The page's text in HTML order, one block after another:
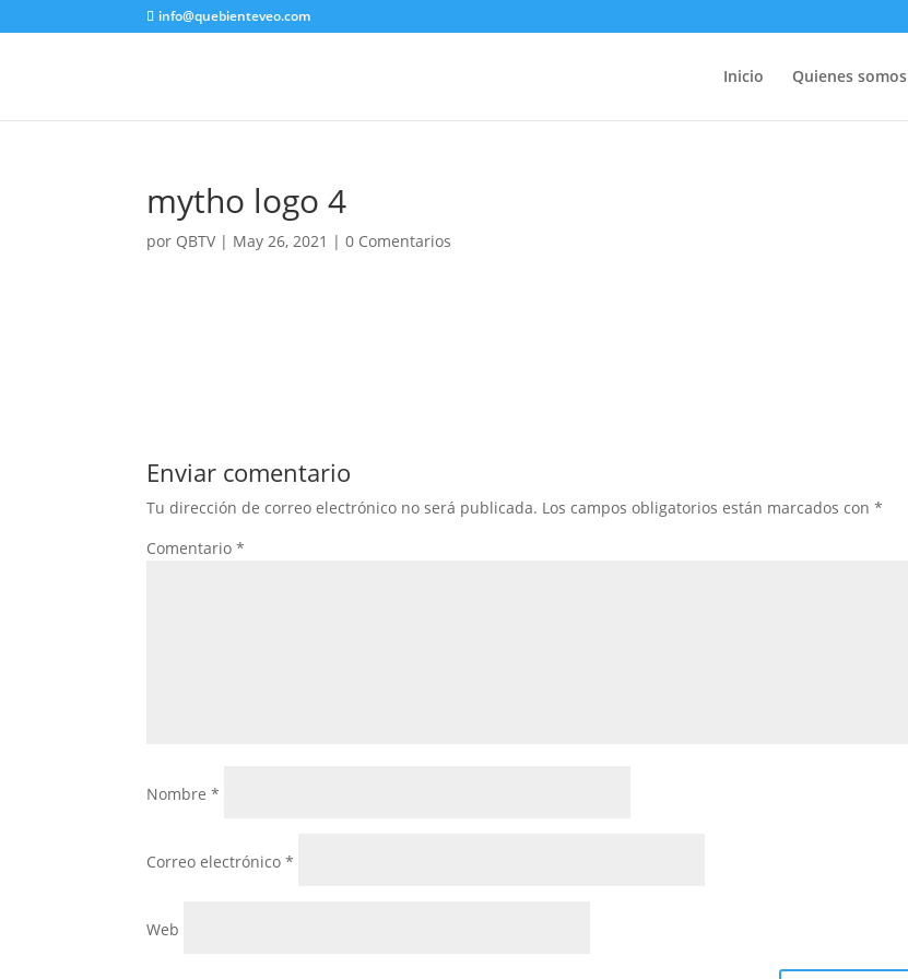
info@quebienteveo.com
Inicio Quienes somos
mytho logo 4
por QBTV | May 26, 2021 |0 Comentarios
Enviar comentario
Tu dirección de correo electrónico no será publicada. Los campos obligatorios están marcados con*
Comentario*
Nombre*
Correo electrónico*
Web